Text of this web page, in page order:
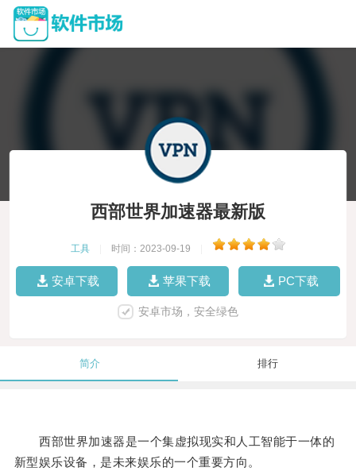
西部世界加速器最新版
工具 时间：2023-09-19
安卓下载 苹果下载 PC下载
安卓市场，安全绿色
简介 排行
西部世界加速器是一个集虚拟现实和人工智能于一体的
新型娱乐设备，是未来娱乐的一个重要方向。